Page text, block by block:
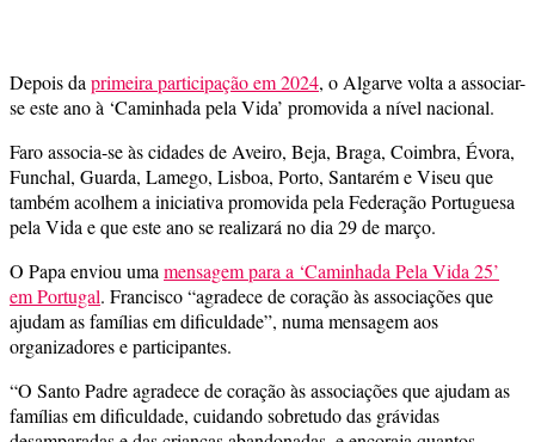
Depois da primeira participação em 2024, o Algarve volta a associar-
se este ano à ‘Caminhada pela Vida’ promovida a nível nacional.
Faro associa-se às cidades de Aveiro, Beja, Braga, Coimbra, Évora,
Funchal, Guarda, Lamego, Lisboa, Porto, Santarém e Viseu que
também acolhem a iniciativa promovida pela Federação Portuguesa
pela Vida e que este ano se realizará no dia 29 de março.
O Papa enviou uma mensagem para a ‘Caminhada Pela Vida 25’
em Portugal. Francisco “agradece de coração às associações que
ajudam as famílias em dificuldade”, numa mensagem aos
organizadores e participantes.
“O Santo Padre agradece de coração às associações que ajudam as
famílias em dificuldade, cuidando sobretudo das grávidas